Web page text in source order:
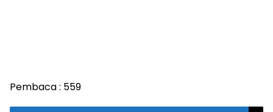
Pembaca : 559